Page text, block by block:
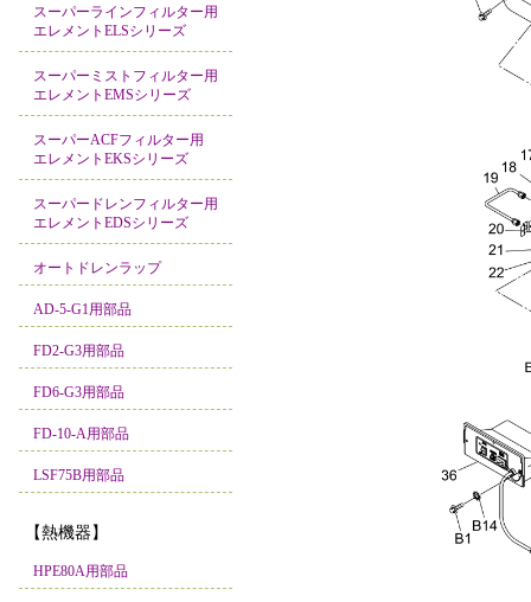
スーパーラインフィルター用
エレメントELSシリーズ
スーパーミストフィルター用
エレメントEMSシリーズ
スーパーACFフィルター用
エレメントEKSシリーズ
スーパードレンフィルター用
エレメントEDSシリーズ
オートドレンラップ
AD-5-G1用部品
FD2-G3用部品
FD6-G3用部品
FD-10-A用部品
LSF75B用部品
【熱機器】
HPE80A用部品